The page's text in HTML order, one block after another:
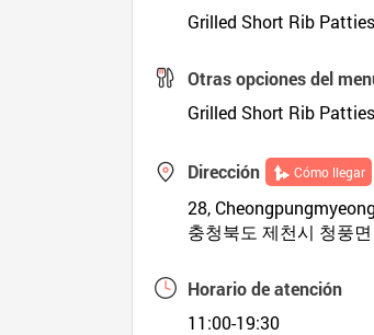
Grilled Short Rib
Otras opciones del
Grilled Short Rib
Dirección Cómo llegar
28,
충청북도 제천시 청풍
Horario de atención
11:00-19:30